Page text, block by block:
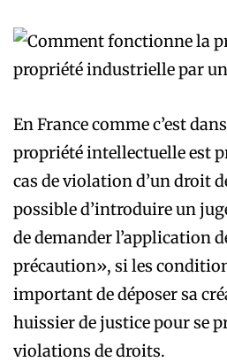
En France comme c’est
propriété intellectuelle est
cas de violation d’un droit
possible d’introduire un
de demander l’application
précaution», si les
important de déposer sa
huissier de justice pour se
violations de droits.